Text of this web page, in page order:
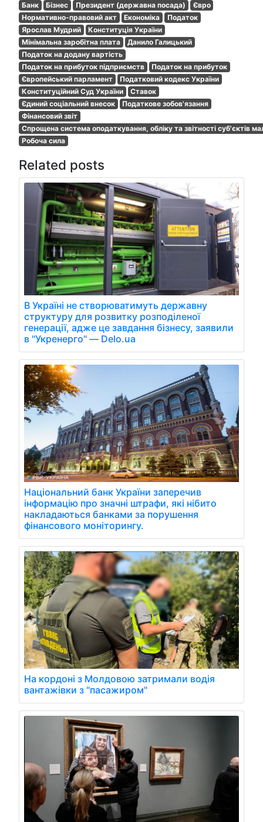
Банк Бізнес Президент (державна посада)
Євро
Нормативно-правовий акт
Економіка
Податок
Ярослав Мудрий
Конституція України
Мінімальна заробітна плата
Данило Галицький
Податок на додану вартість
Податок на прибуток підприємств
Податок на прибуток
Європейський парламент
Податковий кодекс України
Конституційний Суд України
Ставок
Єдиний соціальний внесок
Податкове зобов'язання
Фінансовий звіт
Спрощена система оподаткування, обліку та звітності суб'єктів
Робоча сила
Related posts
В Україні не створюватимуть державну
структуру для розвитку розподіленої
генерації, адже це завдання бізнесу, заявили
в "Укренерго" — Delo.ua
Національний банк України заперечив
інформацію про значні штрафи, які нібито
накладаються банками за порушення
фінансового моніторингу.
На кордоні з Молдовою затримали водія
вантажівки з "пасажиром"